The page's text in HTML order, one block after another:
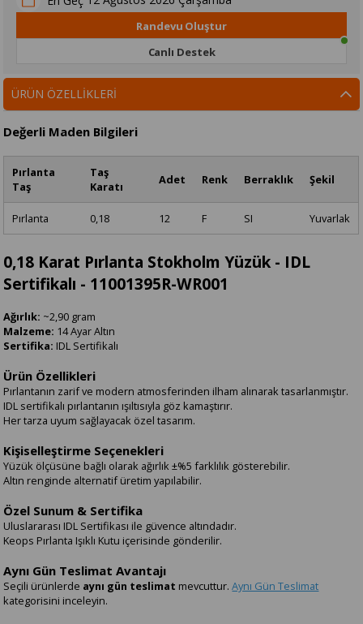
Randevu Oluştur
Canlı Destek
ÜRÜN ÖZELLIKLERI
Değerli Maden Bilgileri
Pırlanta
Taş
Taş
Karatı
Adet Renk Berraklık Şekil
Pırlanta 0,18 12 F SI Yuvarlak
0,18 Karat Pırlanta Stokholm Yüzük - IDL
Sertifikalı - 11001395R-WR001
Ağırlık: ~2,90 gram
Malzeme: 14 Ayar Altın
Sertifika: IDL Sertifikalı
Ürün Özellikleri
Pırlantanın zarif ve modern atmosferinden ilham alınarak tasarlanmıştır.
IDL sertifikalı pırlantanın ışıltısıyla göz kamaştırır.
Her tarza uyum sağlayacak özel tasarım.
Kişiselleştirme Seçenekleri
Yüzük ölçüsüne bağlı olarak ağırlık ±%5 farklılık gösterebilir.
Altın renginde alternatif üretim yapılabilir.
Özel Sunum & Sertifika
Uluslararası IDL Sertifikası ile güvence altındadır.
Keops Pırlanta Işıklı Kutu içerisinde gönderilir.
Aynı Gün Teslimat Avantajı
Seçili ürünlerde aynı gün teslimat mevcuttur.Aynı Gün Teslimat
kategorisini inceleyin.